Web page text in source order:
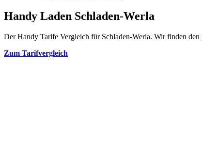
Handy Laden Schladen-Werla
Der Handy Tarife Vergleich für Schladen-Werla. Wir finden
Zum Tarifvergleich